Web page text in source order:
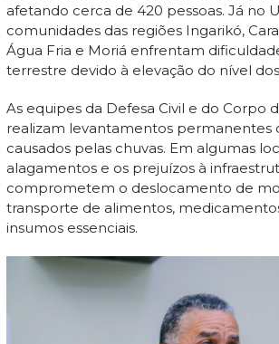
afetando cerca de 420 pessoas. Já no
comunidades das regiões Ingarikó,
Água Fria e Moriá enfrentam
terrestre devido à elevação do nível
As equipes da Defesa Civil e do Corpo
realizam levantamentos permanentes
causados pelas chuvas. Em algumas
alagamentos e os prejuízos à
comprometem o deslocamento de
transporte de alimentos,
insumos essenciais.